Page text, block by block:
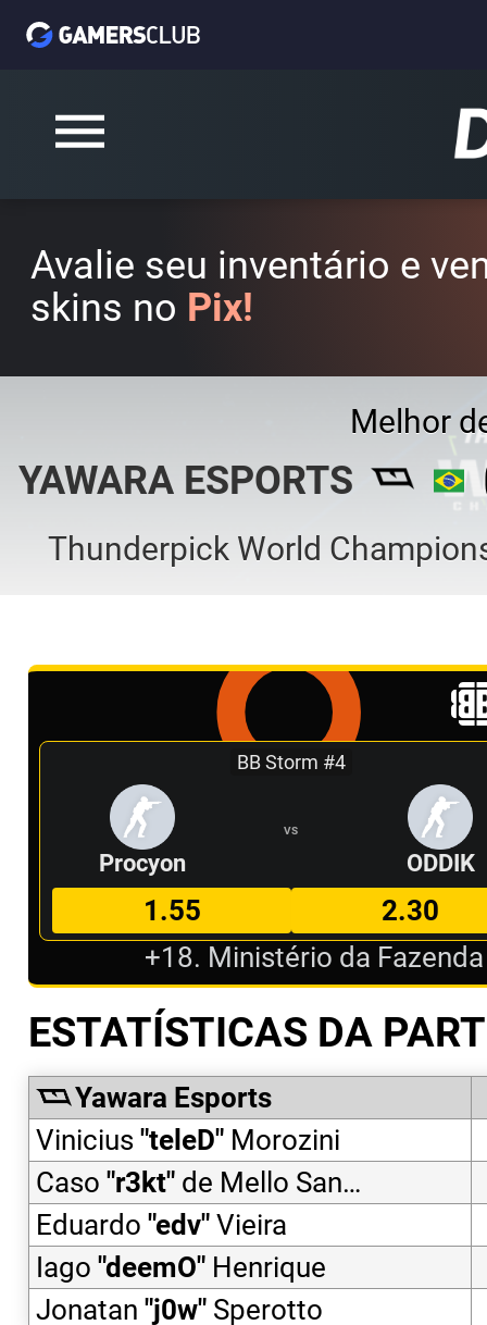
Avalie seu inventário e
skins no Pix!
Melhor
YAWARA ESPORTS
Thunderpick World
BB Storm #4
Procyon
VS
ODDIK
1.55
2.30
+18. Ministério da
ESTATÍSTICAS DA
Yawara Esports
Vinicius "teleD" Morozini
Caso "r3kt" de Mello Santos
Eduardo "edv" Vieira
Iago "deemO" Henrique
Jonatan "j0w" Sperotto